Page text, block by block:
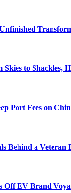
to Shackles,
Port Fees on
Behind a Veteran
Off EV Brand